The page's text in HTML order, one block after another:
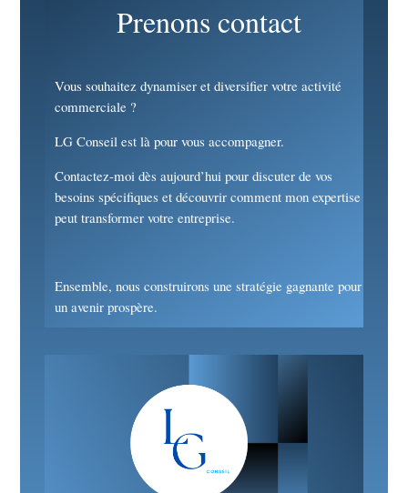
Prenons contact
Vous souhaitez dynamiser et diversifier votre activité
commerciale ?
LG Conseil est là pour vous accompagner.
Contactez-moi dès aujourd’hui pour discuter de vos
besoins spécifiques et découvrir comment mon expertise
peut transformer votre entreprise.
Ensemble, nous construirons une stratégie gagnante pour
un avenir prospère.